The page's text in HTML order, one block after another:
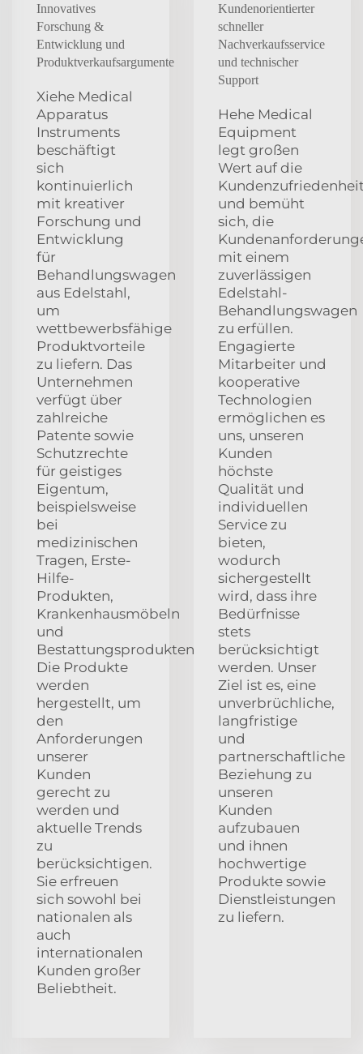
Innovatives
Forschung &
Entwicklung und
Produktverkaufsargumente
Xiehe Medical
Apparatus
Instruments
beschäftigt
sich
kontinuierlich
mit kreativer
Forschung und
Entwicklung
für
Behandlungswagen
aus Edelstahl,
um
wettbewerbsfähige
Produktvorteile
zu liefern. Das
Unternehmen
verfügt über
zahlreiche
Patente sowie
Schutzrechte
für geistiges
Eigentum,
beispielsweise
bei
medizinischen
Tragen, Erste-
Hilfe-
Produkten,
Krankenhausmöbeln
und
Bestattungsprodukten.
Die Produkte
werden
hergestellt, um
den
Anforderungen
unserer
Kunden
gerecht zu
werden und
aktuelle Trends
zu
berücksichtigen.
Sie erfreuen
sich sowohl bei
nationalen als
auch
internationalen
Kunden großer
Beliebtheit.
Kundenorientierter
schneller
Nachverkaufsservice
und technischer
Support
Hehe Medical
Equipment
legt großen
Wert auf die
und bemüht
sich, die
mit einem
zuverlässigen
Edelstahl-
Behandlungswagen
zu erfüllen.
Engagierte
Mitarbeiter und
kooperative
Technologien
ermöglichen es
uns, unseren
Kunden
höchste
Qualität und
individuellen
Service zu
bieten,
wodurch
sichergestellt
wird, dass ihre
Bedürfnisse
stets
berücksichtigt
werden. Unser
Ziel ist es, eine
unverbrüchliche,
langfristige
und
partnerschaftliche
Beziehung zu
unseren
Kunden
aufzubauen
und ihnen
hochwertige
Produkte sowie
Dienstleistungen
zu liefern.